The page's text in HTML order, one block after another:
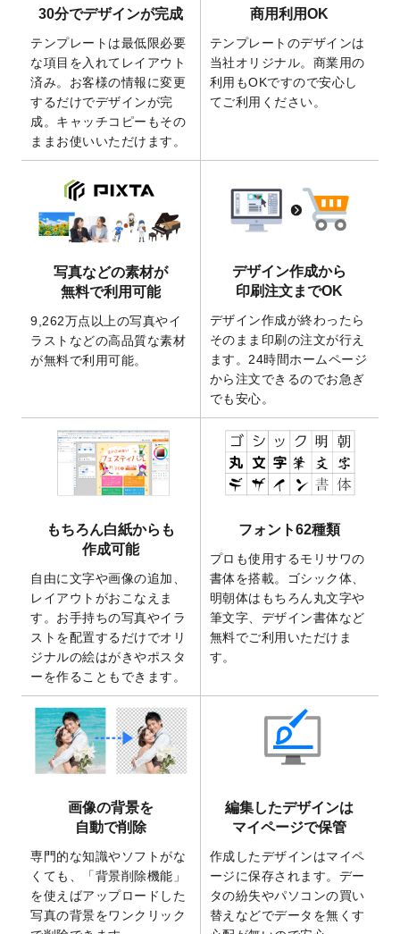
の全4ステップを解説！」を公開いたしまし
た。
2026/4/23
コラム「 画像の配置・差し替え・トリミン
グ」「テンプレート間でパーツを流用する
方法」を公開いたしました。
2026/4/21
アクリルキーホルダーのデザインテンプレ
ート を追加いたしました。
りました！
2025/12/22
【新商品】アクリルキーホルダーが作成で
きるようになりました！
2025/12/22
2026年版4月始まりのカレンダーデザイン
テンプレート
を公開いたしました。
開いたしました。
2025/9/30
【新商品】クリアファイルバッグ が作成で
きるようになりました！
2026年午年の年賀状デザインテンプレート
を公開いたしました。
2025/9/10
喪中はがき・寒中見舞いのデザインテンプ
レートを公開いたしました。
2025/8/1
9,160万点以上の写真やイラスト素材が無料
2025/7/30
キャンバスプリントのデザインテンプレー
トを追加いたしました。
2025/6/30
暑中見舞いのデザインテンプレートを追加
しました。
2025/6/27
キャンバスプリントのデザインテンプレー
トを追加いたしました。
2025/6/24
2026年版1月始まりのカレンダーデザイン
テンプレートを公開いたしました。
2025/6/9
「背景削除機能
」を実装しました。
2025/4/3
DMのデザインテンプレートを追加しまし
た。
を追加しました。
マスキングテープのデザインテンプレート
を追加しました。
2025/1/15
配置できるデータ形式が増えました。
（pdf、psd、eps、tifに対応）
2024/12/24
2025年版4月始まりのカレンダーデザイン
30分でデザインが完成
テンプレートは最低限必要
な項目を入れてレイアウト
済み。お客様の情報に変更
するだけでデザインが完
成。キャッチコピーもその
ままお使いいただけます。
商用利用OK
テンプレートのデザインは
当社オリジナル。商業用の
利用もOKですので安心し
てご利用ください。
写真などの素材が
無料で利用可能
9,262万点以上の写真やイ
ラストなどの高品質な素材
が無料で利用可能。
デザイン作成から
印刷注文までOK
デザイン作成が終わったら
そのまま印刷の注文が行え
ます。24時間ホームページ
から注文できるのでお急ぎ
でも安心。
もちろん白紙からも
作成可能
自由に文字や画像の追加、
レイアウトがおこなえま
す。お手持ちの写真やイラ
ストを配置するだけでオリ
ジナルの絵はがきやポスタ
ーを作ることもできます。
フォント62種類
プロも使用するモリサワの
書体を搭載。ゴシック体、
明朝体はもちろん丸文字や
筆文字、デザイン書体など
無料でご利用いただけま
す。
画像の背景を
自動で削除
専門的な知識やソフトがな
くても、「背景削除機能」
を使えばアップロードした
写真の背景をワンクリック
編集したデザインは
マイページで保管
作成したデザインはマイペ
ージに保存されます。デー
タの紛失やパソコンの買い
替えなどでデータを無くす